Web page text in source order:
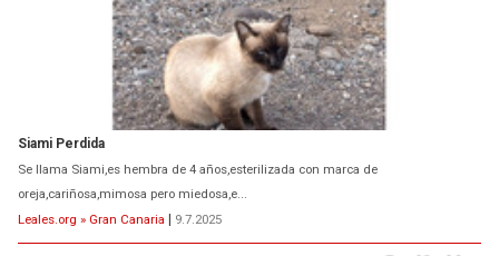
Siami Perdida
Se llama Siami,es hembra de 4 años,esterilizada con marca de
oreja,cariñosa,mimosa pero miedosa,e...
Leales.org » Gran Canaria | 9.7.2025